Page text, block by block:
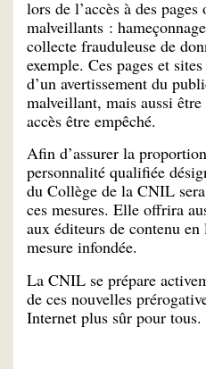
lors de l’accès à des
malveillants :
collecte frauduleuse de
exemple. Ces pages et
d’un avertissement du
malveillant, mais aussi
accès être empêché.
Afin d’assurer la
personnalité qualifiée
du Collège de la CNIL
ces mesures. Elle offrira
aux éditeurs de contenu
mesure infondée.
La CNIL se prépare
de ces nouvelles
Internet plus sûr pour tous.